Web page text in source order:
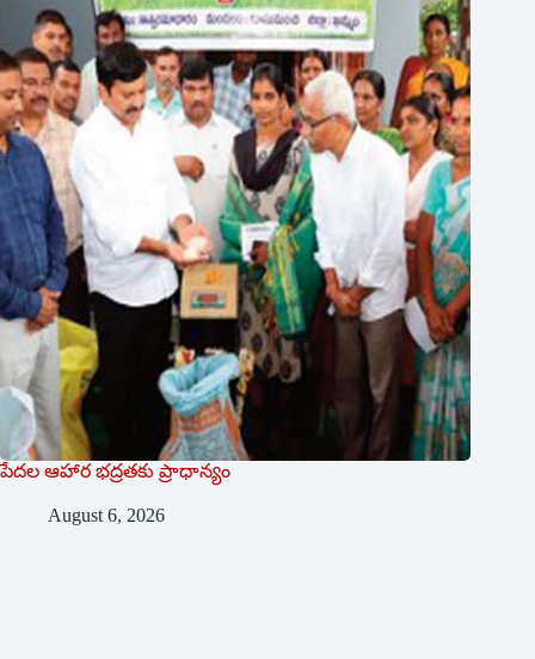
పేదల ఆహార భద్రతకు ప్రాధాన్యం
August 6, 2026